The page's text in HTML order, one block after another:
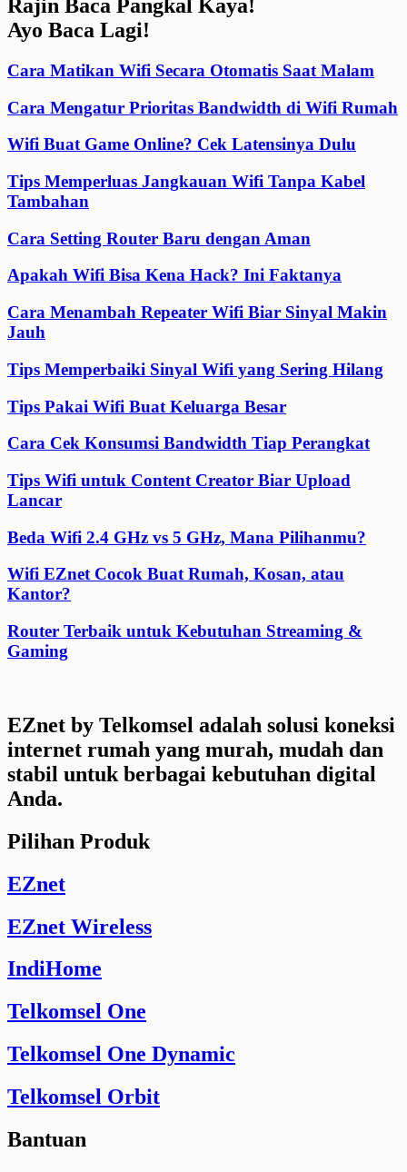
Rajin Baca Pangkal Kaya!
Ayo Baca Lagi!
Cara Matikan Wifi Secara Otomatis Saat Malam
Cara Mengatur Prioritas Bandwidth di Wifi Rumah
Wifi Buat Game Online? Cek Latensinya Dulu
Tips Memperluas Jangkauan Wifi Tanpa Kabel
Tambahan
Cara Setting Router Baru dengan Aman
Apakah Wifi Bisa Kena Hack? Ini Faktanya
Cara Menambah Repeater Wifi Biar Sinyal Makin
Jauh
Tips Memperbaiki Sinyal Wifi yang Sering Hilang
Tips Pakai Wifi Buat Keluarga Besar
Cara Cek Konsumsi Bandwidth Tiap Perangkat
Tips Wifi untuk Content Creator Biar Upload
Lancar
Beda Wifi 2.4 GHz vs 5 GHz, Mana Pilihanmu?
Wifi EZnet Cocok Buat Rumah, Kosan, atau
Kantor?
Router Terbaik untuk Kebutuhan Streaming &
Gaming
EZnet by Telkomsel adalah solusi koneksi
internet rumah yang murah, mudah dan
stabil untuk berbagai kebutuhan digital
Anda.
Pilihan Produk
EZnet
EZnet Wireless
IndiHome
Telkomsel One
Telkomsel One Dynamic
Telkomsel Orbit
Bantuan